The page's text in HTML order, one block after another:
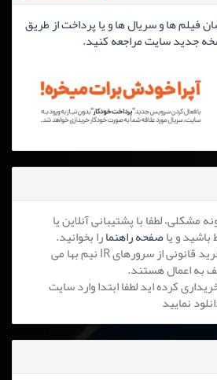
فیلم ها و سریال ها و یا پرداخت از طریق
جدید سایت مراجعه کنید.
باشید و یاصفحه راهنمارا بخوانید.
2-مصرف اینترنت برای خرید قانونی از سرورهای IR نیم بها می
به اعمال هستند.
کرده اید لطفا ابتدا وارد سایت
نمایید